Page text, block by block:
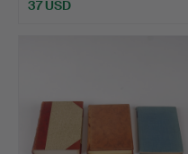
37 USD